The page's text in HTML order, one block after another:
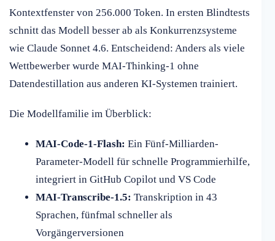
Kontextfenster von 256.000 Token. In ersten Blindtests
schnitt das Modell besser ab als Konkurrenzsysteme
wie Claude Sonnet 4.6. Entscheidend: Anders als viele
Wettbewerber wurde MAI-Thinking-1 ohne
Datendestillation aus anderen KI-Systemen trainiert.
Die Modellfamilie im Überblick:
MAI-Code-1-Flash: Ein Fünf-Milliarden-
Parameter-Modell für schnelle Programmierhilfe,
integriert in GitHub Copilot und VS Code
MAI-Transcribe-1.5: Transkription in 43
Sprachen, fünfmal schneller als
Vorgängerversionen